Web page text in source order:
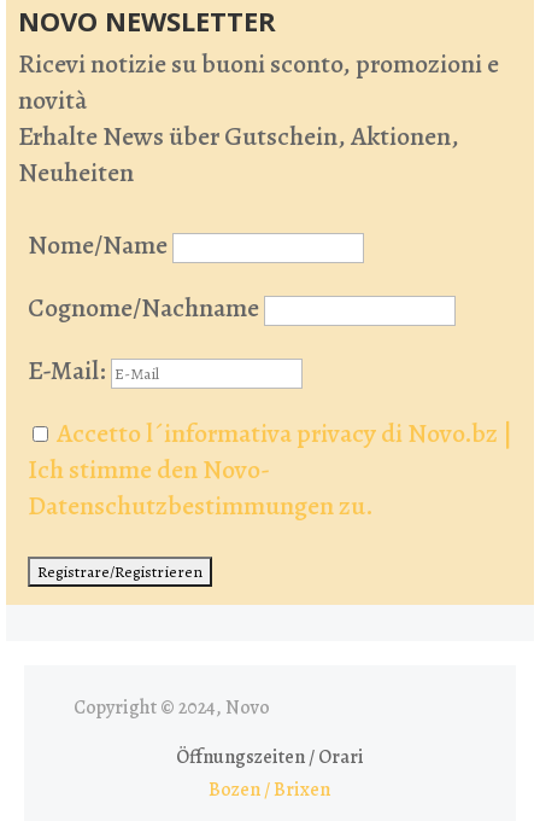
NOVO NEWSLETTER
Ricevi notizie su buoni sconto, promozioni e
novità
Erhalte News über Gutschein, Aktionen,
Neuheiten
Nome/Name
Cognome/Nachname
E-Mail:
Accetto l´informativa privacy di Novo.bz |
Ich stimme den Novo-
Datenschutzbestimmungen zu.
Copyright © 2024, Novo
Öffnungszeiten / Orari
Bozen / Brixen